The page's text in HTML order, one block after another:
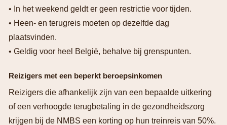
• In het weekend geldt er geen restrictie voor tijden.
• Heen- en terugreis moeten op dezelfde dag
plaatsvinden.
• Geldig voor heel België, behalve bij grenspunten.
Reizigers met een beperkt beroepsinkomen
Reizigers die afhankelijk zijn van een bepaalde uitkering
of een verhoogde terugbetaling in de gezondheidszorg
krijgen bij de NMBS een korting op hun treinreis van 50%.